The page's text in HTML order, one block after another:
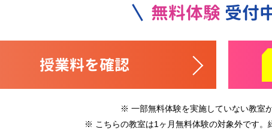
無料体験 受付
授業料を確認
※ 一部無料体験を実施していない教室
※ こちらの教室は1ヶ月無料体験の対象外です。